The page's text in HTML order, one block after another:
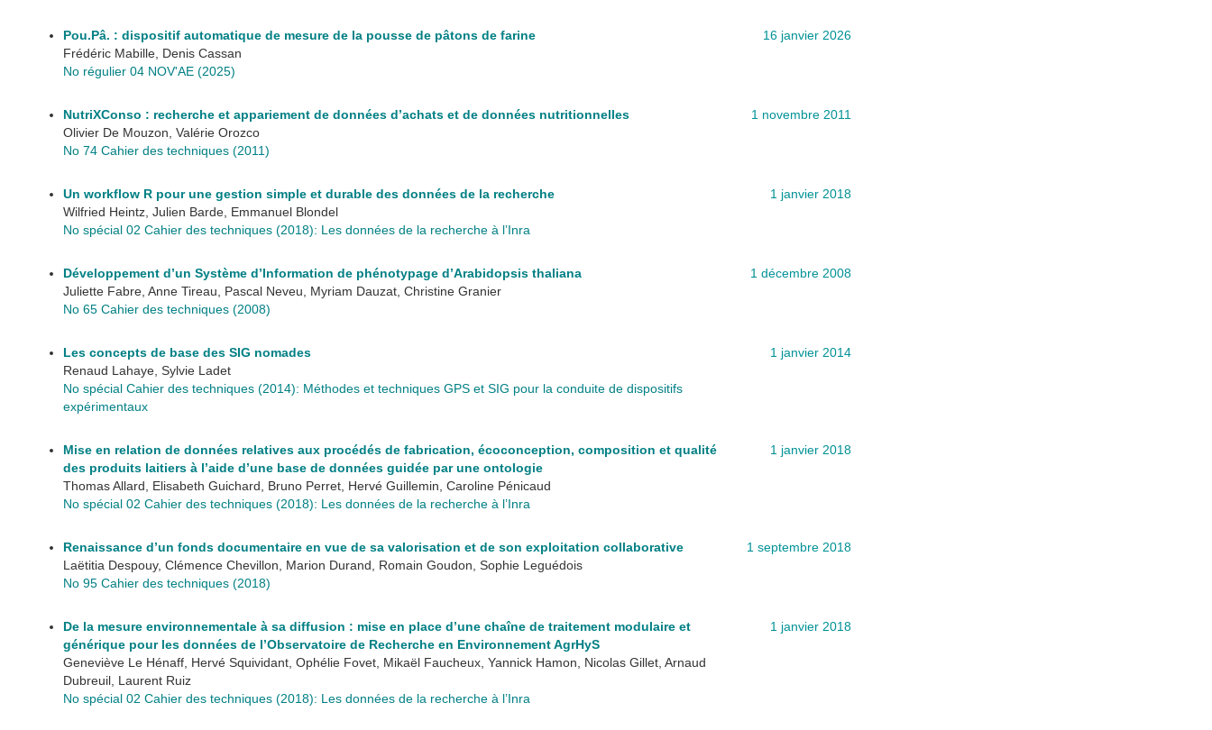
16 janvier 2026
Pou.Pâ. : dispositif automatique de mesure de la pousse de pâtons de farine
Frédéric Mabille, Denis Cassan
No régulier 04 NOV'AE (2025)
1 novembre 2011
NutriXConso : recherche et appariement de données d’achats et de données nutritionnelles
Olivier De Mouzon, Valérie Orozco
No 74 Cahier des techniques (2011)
1 janvier 2018
Un workflow R pour une gestion simple et durable des données de la recherche
Wilfried Heintz, Julien Barde, Emmanuel Blondel
No spécial 02 Cahier des techniques (2018): Les données de la recherche à l’Inra
1 décembre 2008
Développement d’un Système d’Information de phénotypage d’Arabidopsis thaliana
Juliette Fabre, Anne Tireau, Pascal Neveu, Myriam Dauzat, Christine Granier
No 65 Cahier des techniques (2008)
1 janvier 2014
Les concepts de base des SIG nomades
Renaud Lahaye, Sylvie Ladet
No spécial Cahier des techniques (2014): Méthodes et techniques GPS et SIG pour la conduite de dispositifs
expérimentaux
1 janvier 2018
Mise en relation de données relatives aux procédés de fabrication, écoconception, composition et qualité
des produits laitiers à l’aide d’une base de données guidée par une ontologie
Thomas Allard, Elisabeth Guichard, Bruno Perret, Hervé Guillemin, Caroline Pénicaud
No spécial 02 Cahier des techniques (2018): Les données de la recherche à l’Inra
1 septembre 2018
Renaissance d’un fonds documentaire en vue de sa valorisation et de son exploitation collaborative
Laëtitia Despouy, Clémence Chevillon, Marion Durand, Romain Goudon, Sophie Leguédois
No 95 Cahier des techniques (2018)
1 janvier 2018
De la mesure environnementale à sa diffusion : mise en place d’une chaîne de traitement modulaire et
générique pour les données de l’Observatoire de Recherche en Environnement AgrHyS
Geneviève Le Hénaff, Hervé Squividant, Ophélie Fovet, Mikaël Faucheux, Yannick Hamon, Nicolas Gillet, Arnaud
Dubreuil, Laurent Ruiz
No spécial 02 Cahier des techniques (2018): Les données de la recherche à l’Inra